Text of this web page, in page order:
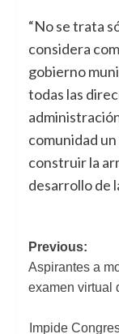
“No se trata
considera
gobierno
todas las
comunidad
construir la
desarrollo de
de
entradas
Previous:
Aspirantes a
examen virtual
Impide